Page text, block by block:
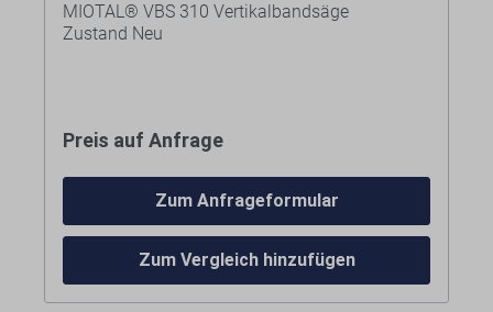
MIOTAL® VBS 310 Vertikalbandsäge
Zustand Neu
Auflagefläche wird ein sicheres Arbeiten
Bandschweißeinrichtung,
Ausglühvorrichtung, Schere und
Schleifstein
Serienmäßig mit stufenlos einstellbarer
Schnittgeschwindigkeit
Sägeband
Bandschweißeinrichtung mit
Ausglühvorrichtung
Schere
Abbildung zeigt VBS 360
Preis auf Anfrage
Zum Anfrageformular
Zum Vergleich hinzufügen